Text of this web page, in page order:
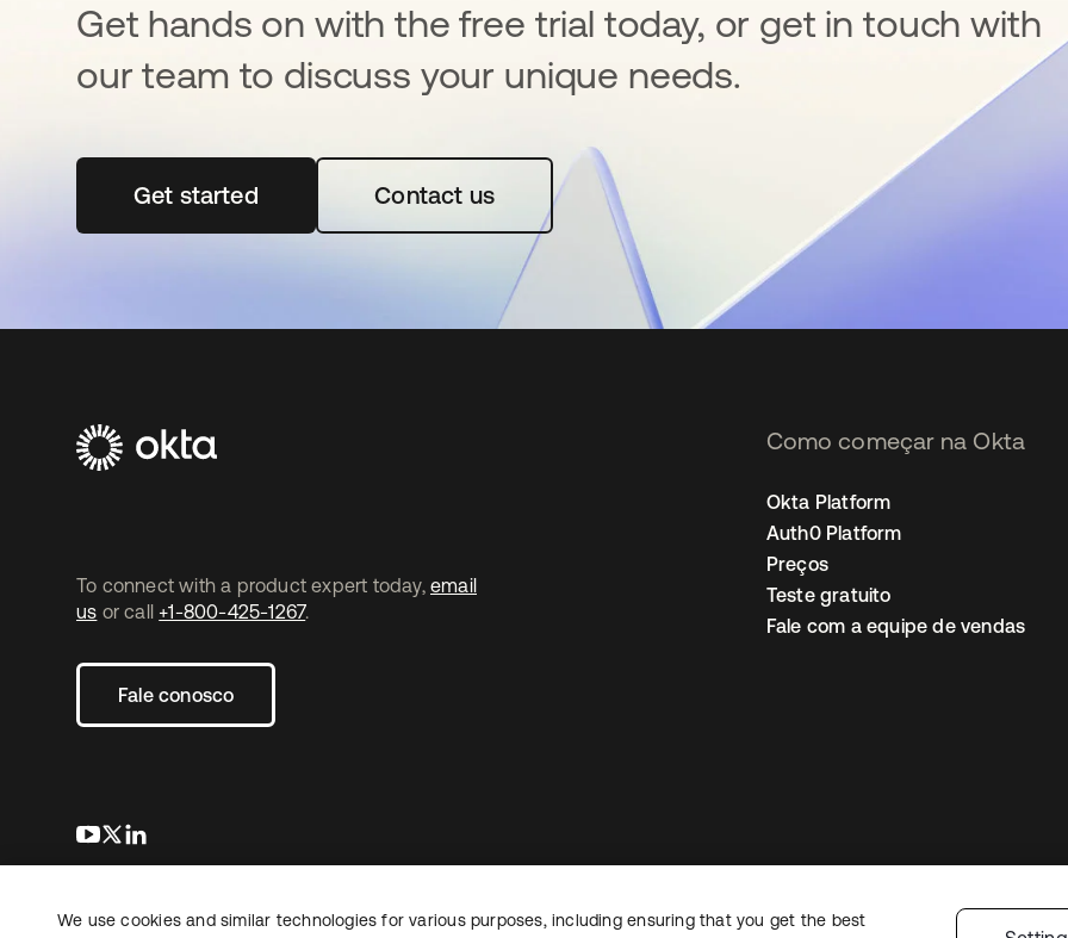
Get hands on with the free trial today, or get in touch with
our team to discuss your unique needs.
Get startedabre em uma nova guia
Contact us
To connect with a product expert today, email
us or call +1-800-425-1267.
Fale conosco
abre em uma nova guia
abre em uma nova guia
Como começar na Okta
Okta Platform
Auth0 Platform
Preços
Teste gratuito
Fale com a equipe de vendas
JurídicoPolítica de privacidadeTermos do siteSegurança Mapa do site
Copyright © 2026 Okta. Todos os direitos
We use cookies and similar technologies for various purposes, including ensuring that you get the best